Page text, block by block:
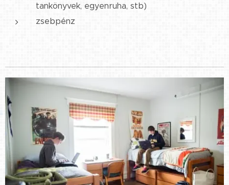
tankönyvek, egyenruha, stb)
zsebpénz